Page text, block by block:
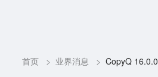
首页 > 业界消息 > CopyQ 16.0.0